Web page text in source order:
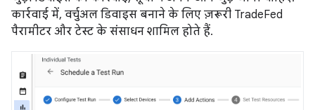
कार्रवाई में, वर्चुअल डिवाइस बनाने के लिए ज़रूरी TradeFed
पैरामीटर और टेस्ट के संसाधन शामिल होते हैं.